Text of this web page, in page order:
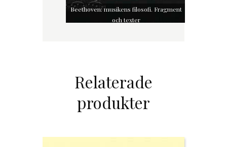
Beethoven: musikens filosofi. Fragment
och texter
Relaterade
produkter